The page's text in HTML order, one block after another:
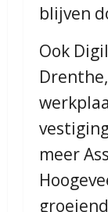
blijven
Ook
meer